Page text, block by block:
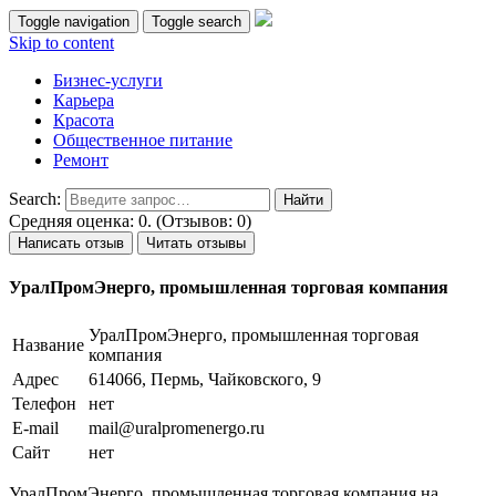
Toggle navigation Toggle search
Skip to content
Бизнес-услуги
Карьера
Красота
Общественное питание
Ремонт
Search:
Средняя оценка: 0. (Отзывов: 0)
Написать отзыв Читать отзывы
УралПромЭнерго, промышленная торговая компания
Название
УралПромЭнерго, промышленная торговая
компания
Адрес
614066, Пермь, Чайковского, 9
Телефон
нет
E-mail
mail@uralpromenergo.ru
Сайт
нет